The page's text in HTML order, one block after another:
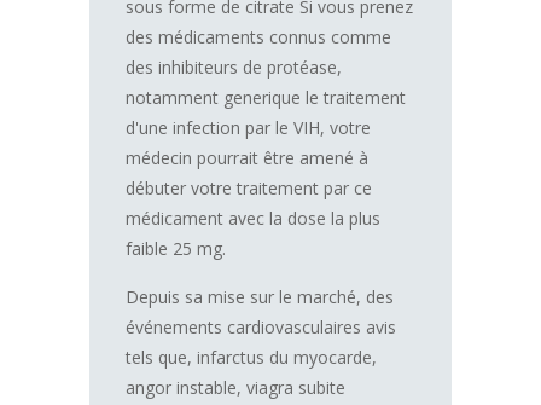
sous forme de citrate Si vous prenez
des médicaments connus comme
des inhibiteurs de protéase,
notamment generique le traitement
d'une infection par le VIH, votre
médecin pourrait être amené à
débuter votre traitement par ce
médicament avec la dose la plus
faible 25 mg.
Depuis sa mise sur le marché, des
événements cardiovasculaires avis
tels que, infarctus du myocarde,
angor instable, viagra subite